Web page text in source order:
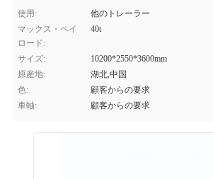
使用:
他のトレーラー
マックス・ペイ
ロード:
40t
サイズ:
10200*2550*3600mm
原産地:
湖北,中国
色:
顧客からの要求
車軸:
顧客からの要求